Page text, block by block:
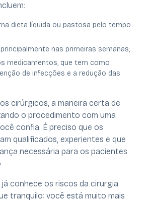
dieta líquida ou pastosa pelo tempo
nas primeiras semanas;
medicamentos, que tem como
de infecções e a redução das
cirúrgicos, a maneira certa de
o procedimento com uma
confia. É preciso que os
qualificados, experientes e que
necessária para os pacientes
conhece os riscos da cirurgia
tranquilo: você está muito mais